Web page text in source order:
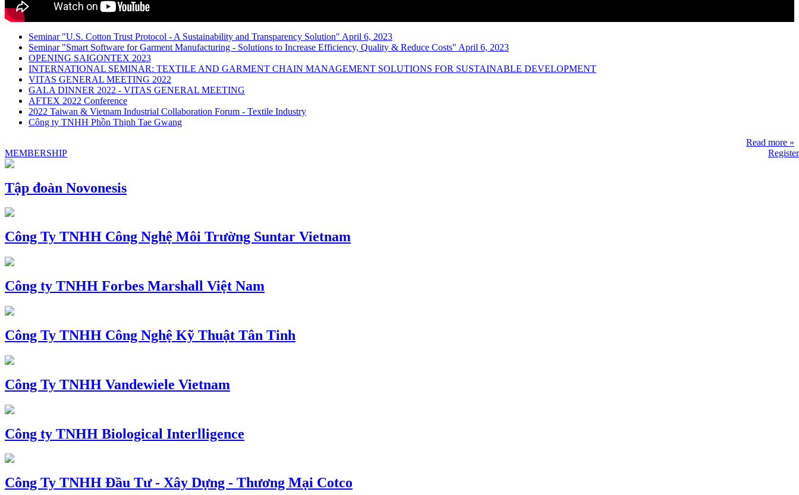
Seminar "U.S. Cotton Trust Protocol - A Sustainability and Transparency Solution" April 6, 2023
Seminar "Smart Software for Garment Manufacturing - Solutions to Increase Efficiency, Quality & Reduce Costs" April 6, 2023
OPENING SAIGONTEX 2023
INTERNATIONAL SEMINAR: TEXTILE AND GARMENT CHAIN MANAGEMENT SOLUTIONS FOR SUSTAINABLE DEVELOPMENT
VITAS GENERAL MEETING 2022
GALA DINNER 2022 - VITAS GENERAL MEETING
AFTEX 2022 Conference
2022 Taiwan & Vietnam Industrial Collaboration Forum - Textile Industry
Công ty TNHH Phồn Thịnh Tae Gwang
Read more »
MEMBERSHIP
Register
Tập đoàn Novonesis
Công Ty TNHH Công Nghệ Môi Trường Suntar Vietnam
Công ty TNHH Forbes Marshall Việt Nam
Công Ty TNHH Công Nghệ Kỹ Thuật Tân Tinh
Công Ty TNHH Vandewiele Vietnam
Công ty TNHH Biological Interlligence
Công Ty TNHH Đầu Tư - Xây Dựng - Thương Mại Cotco